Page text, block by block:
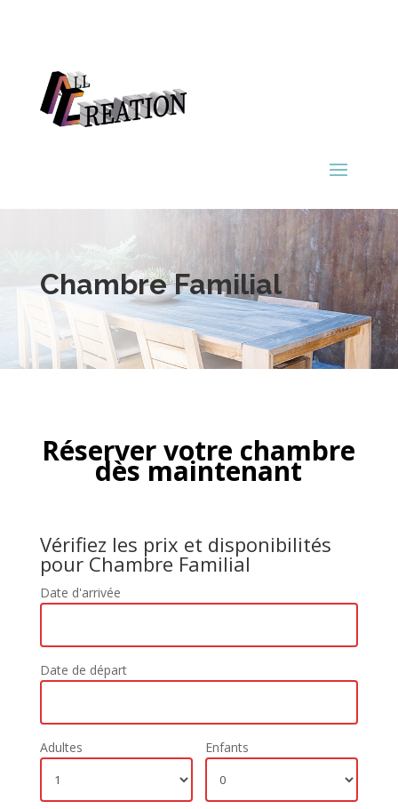
Chambre Familial
Réserver votre chambre
dès maintenant
Vérifiez les prix et disponibilités
pour Chambre Familial
Date d'arrivée
Date de départ
Adultes Enfants